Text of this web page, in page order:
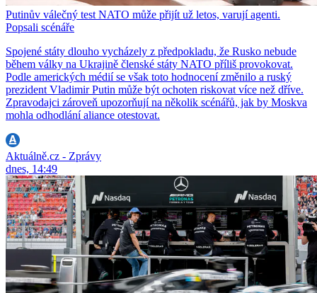
Putinův válečný test NATO může přijít už letos, varují agenti.
Popsali scénáře
Spojené státy dlouho vycházely z předpokladu, že Rusko nebude
během války na Ukrajině členské státy NATO příliš provokovat.
Podle amerických médií se však toto hodnocení změnilo a ruský
prezident Vladimir Putin může být ochoten riskovat více než dříve.
Zpravodajci zároveň upozorňují na několik scénářů, jak by Moskva
mohla odhodlání aliance otestovat.
Aktuálně.cz - Zprávy
dnes, 14:49